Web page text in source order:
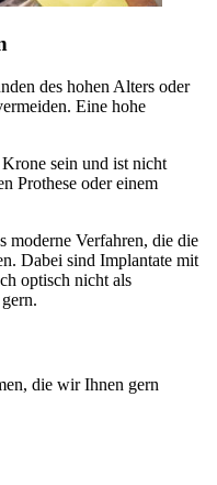
des hohen Alters oder
Eine hohe
sein und ist nicht
Prothese oder einem
moderne Verfahren, die die
Dabei sind Implantate mit
optisch nicht als
die wir Ihnen gern